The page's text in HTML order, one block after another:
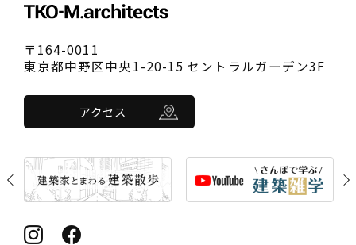
〒164-0011
東京都中野区中央1-20-15 セントラルガーデン3F
アクセス